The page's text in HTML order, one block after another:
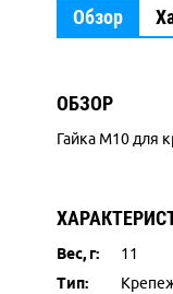
Обзор
ОБЗОР
Гайка M10 для
Вес, г:
11
Тип: